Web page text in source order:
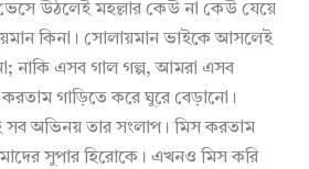
ভেসে উঠলেই মহল্লার কেউ না কেউ যেয়ে
কিনা। সোলায়মান ভাইকে আসলেই
নাকি এসব গাল গল্প, আমরা এসব
গাড়িতে করে ঘুরে বেড়ানো।
সব অভিনয় তার সংলাপ। মিস করতাম
সুপার হিরোকে। এখনও মিস করি